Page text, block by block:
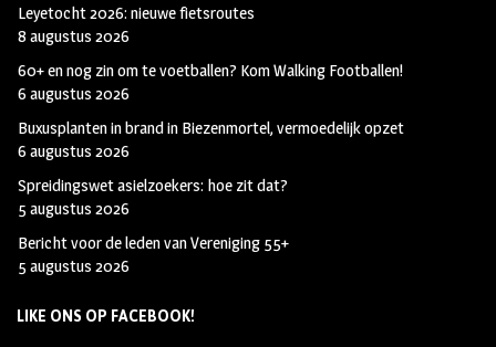
Leyetocht 2026: nieuwe fietsroutes
8 augustus 2026
60+ en nog zin om te voetballen? Kom Walking Footballen!
6 augustus 2026
Buxusplanten in brand in Biezenmortel, vermoedelijk opzet
6 augustus 2026
Spreidingswet asielzoekers: hoe zit dat?
5 augustus 2026
Bericht voor de leden van Vereniging 55+
5 augustus 2026
LIKE ONS OP FACEBOOK!